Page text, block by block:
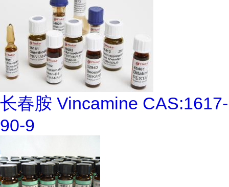
长春胺 Vincamine CAS:1617-
90-9